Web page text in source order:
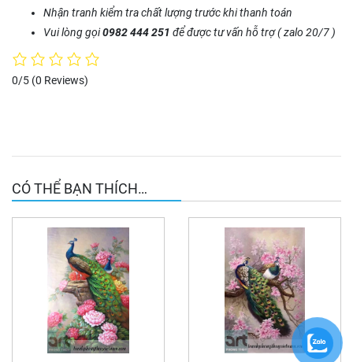
Nhận tranh kiểm tra chất lượng trước khi thanh toán
Vui lòng gọi0982 444 251 để được tư vấn hỗ trợ ( zalo 20/7 )
0/5 (0 Reviews)
CÓ THỂ BẠN THÍCH…